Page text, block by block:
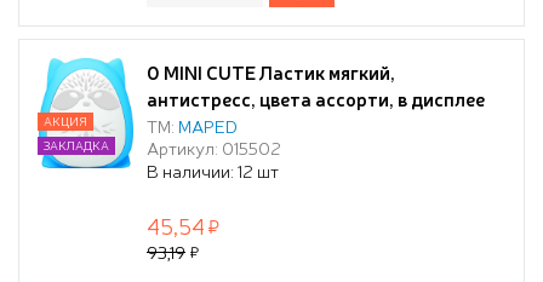
0 MINI CUTE Ластик мягкий,
антистресс, цвета ассорти, в дисплее
(10216170/230522/3096453/03 ,
КИТАЙ)
ТМ: MAPED
Артикул: 015502
В наличии: 12 шт
АКЦИЯ
ЗАКЛАДКА
45,54
93,19